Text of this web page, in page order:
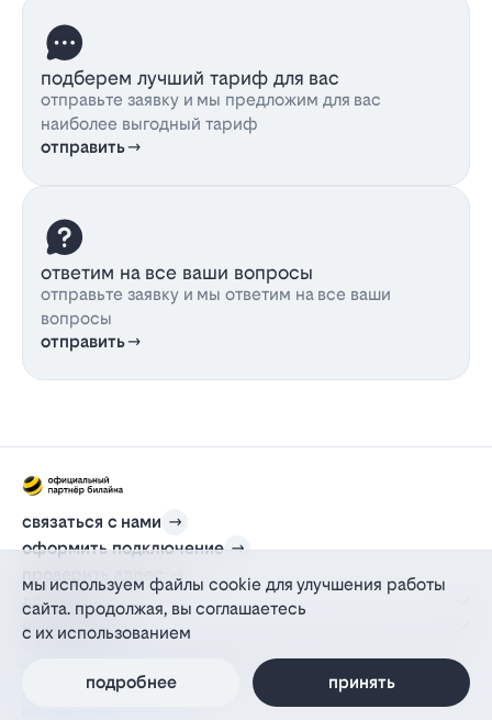
подберем лучший тариф для вас
отправьте заявку и мы предложим для вас
наиболее выгодный тариф
отправить
ответим на все ваши вопросы
отправьте заявку и мы ответим на все ваши
вопросы
отправить
связаться с нами
оформить подключение
проверить адрес
для дома
информация
действующий на основании агентского договора
политика персональных данных
политика конфиденциальности
мы используем файлы cookie для улучшения работы
сайта. продолжая, вы соглашаетесь
с их использованием
подробнее принять